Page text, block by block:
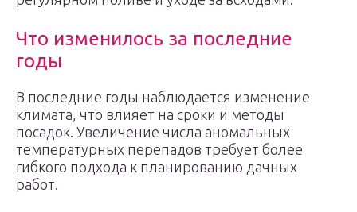
Что изменилось за последние
годы
В последние годы наблюдается изменение
климата, что влияет на сроки и методы
посадок. Увеличение числа аномальных
температурных перепадов требует более
гибкого подхода к планированию дачных
работ.